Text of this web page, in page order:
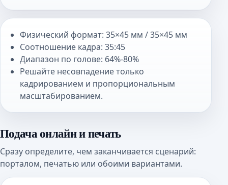
Физический формат: 35×45 мм / 35×45 мм
Соотношение кадра: 35:45
Диапазон по голове: 64%-80%
Решайте несовпадение только
кадрированием и пропорциональным
масштабированием.
Подача онлайн и печать
Сразу определите, чем заканчивается сценарий:
порталом, печатью или обоими вариантами.